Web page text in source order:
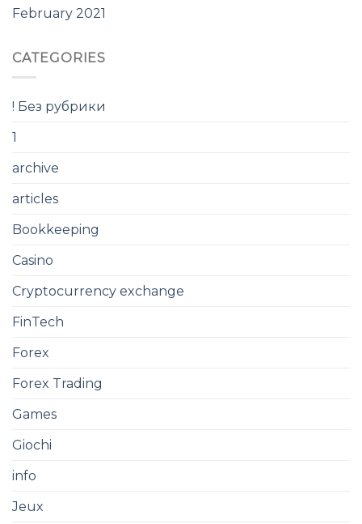
February 2021
CATEGORIES
! Без рубрики
1
archive
articles
Bookkeeping
Casino
Cryptocurrency exchange
FinTech
Forex
Forex Trading
Games
Giochi
info
Jeux